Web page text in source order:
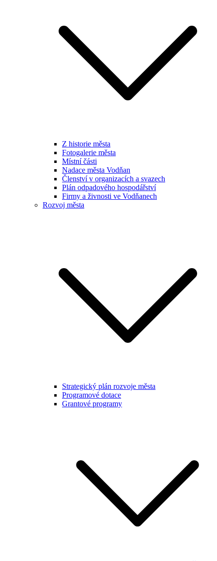
Z historie města
Fotogalerie města
Místní části
Nadace města Vodňan
Členství v organizacích a svazech
Plán odpadového hospodářství
Firmy a živnosti ve Vodňanech
Rozvoj města
Strategický plán rozvoje města
Programové dotace
Grantové programy